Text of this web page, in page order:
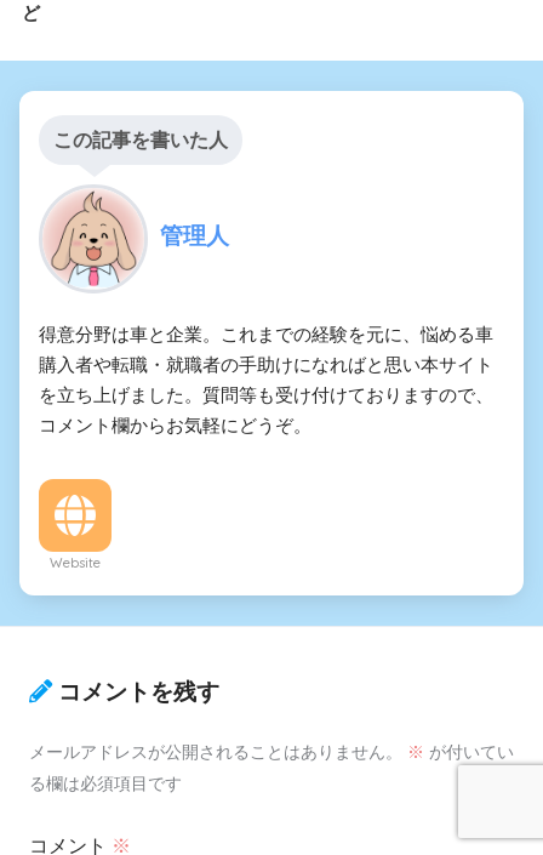
ど
この記事を書いた人
管理人
得意分野は車と企業。これまでの経験を元に、悩める車
購入者や転職・就職者の手助けになればと思い本サイト
を立ち上げました。質問等も受け付けておりますので、
コメント欄からお気軽にどうぞ。
Website
コメントを残す
メールアドレスが公開されることはありません。 ※ が付いてい
る欄は必須項目です
コメント ※